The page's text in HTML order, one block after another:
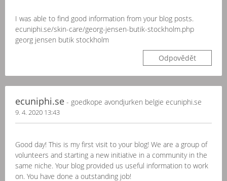
I was able to find good information from your blog posts.
ecuniphi.se/skin-care/georg-jensen-butik-stockholm.php
georg jensen butik stockholm
Odpovědět
ecuniphi.se - goedkope avondjurken belgie ecuniphi.se
9. 4. 2020 13:43
Good day! This is my first visit to your blog! We are a group of
volunteers and starting a new initiative in a community in the
same niche. Your blog provided us useful information to work
on. You have done a outstanding job!